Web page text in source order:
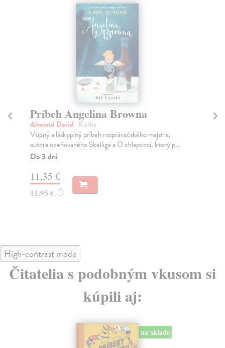
Príbeh Angelina Browna
Almond David | Kniha
Vtipný a láskyplný príbeh rozprávačského majstra,
autora oceňovaného Skelliga a O chlapcovi, ktorý p...
Do 3 dní
11,35 €
11,95 € ?
High-contrast mode
Čitatelia s podobným vkusom si
kúpili aj:
na sklade